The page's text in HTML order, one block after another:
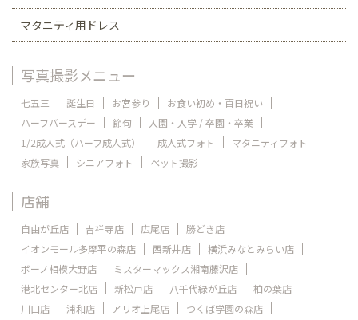
マタニティ用ドレス
写真撮影メニュー
七五三 誕生日 お宮参り
お食い初め・百日祝い
ハーフバースデー
節句
入園・入学 / 卒園・卒業
1/2成人式（ハーフ成人式）
成人式フォト
マタニティフォト
家族写真
シニアフォト ペット撮影
店舗
自由が丘店 吉祥寺店 広尾店
勝どき店
イオンモール多摩平の森店
西新井店
横浜みなとみらい店
ボーノ相模大野店
ミスターマックス湘南藤沢店
港北センター北店
新松戸店 八千代緑が丘店
柏の葉店
川口店
浦和店 アリオ上尾店
つくば学園の森店